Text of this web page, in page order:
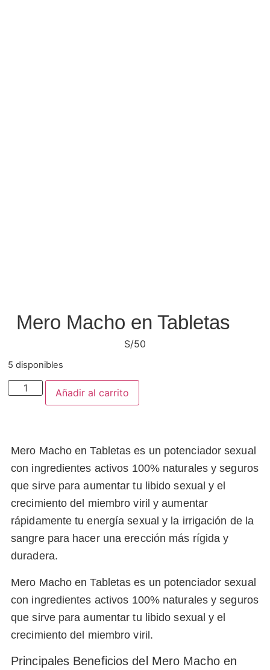
Mero Macho en Tabletas
S/50
5 disponibles
Añadir al carrito
Mero Macho en Tabletas es un potenciador sexual
con ingredientes activos 100% naturales y seguros
que sirve para aumentar tu libido sexual y el
crecimiento del miembro viril y aumentar
rápidamente tu energía sexual y la irrigación de la
sangre para hacer una erección más rígida y
duradera.
Mero Macho en Tabletas es un potenciador sexual
con ingredientes activos 100% naturales y seguros
que sirve para aumentar tu libido sexual y el
crecimiento del miembro viril.
Principales Beneficios del Mero Macho en